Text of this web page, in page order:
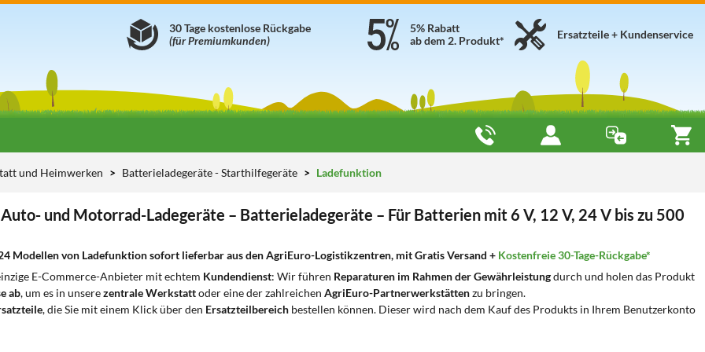
Ersatzteile + Kundenservice
5% Rabatt
ab dem 2. Produkt*
30 Tage kostenlose Rückgabe
(für Premiumkunden)
und Heimwerken Batterieladegeräte - Starthilfegeräte Ladefunktion
und Motorrad-Ladegeräte – Batterieladegeräte – Für Batterien mit 6 V, 12 V, 24 V bis zu 500
Modellen von Ladefunktion sofort lieferbar aus den AgriEuro-Logistikzentren, mit Gratis Versand + Kostenfreie 30-Tage-Rückgabe*
E-Commerce-Anbieter mit echtem Kundendienst: Wir führen Reparaturen im Rahmen der Gewährleistungdurch und holen das Produkt
ab, um es in unserezentrale Werkstattoder eine der zahlreichen AgriEuro-Partnerwerkstättenzu bringen.
, die Sie mit einem Klick über den Ersatzteilbereich bestellen können. Dieser wird nach dem Kauf des Produkts in Ihrem Benutzerkonto